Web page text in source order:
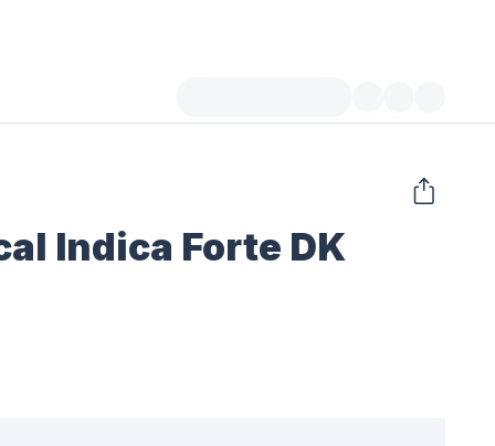
Indica Forte DK